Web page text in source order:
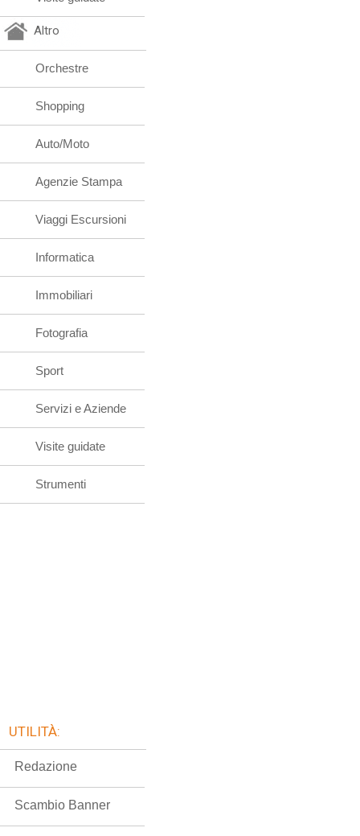
Altro
Orchestre
Shopping
Auto/Moto
Agenzie Stampa
Viaggi Escursioni
Informatica
Immobiliari
Fotografia
Sport
Servizi e Aziende
Visite guidate
Strumenti
UTILITÀ:
Redazione
Scambio Banner